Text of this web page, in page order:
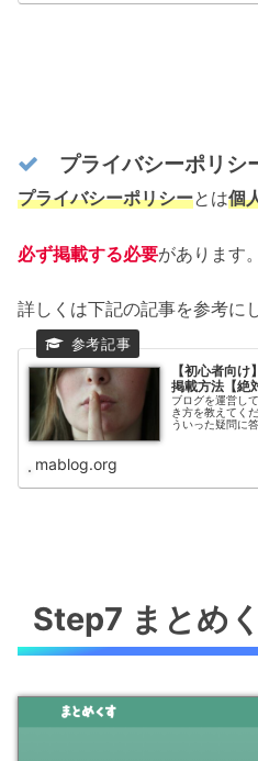
プライバシーポリシ
プライバシーポリシーとは個
必ず掲載する必要があります。
詳しくは下記の記事を参考に
【初心者向
掲載方法【絶
ブログを運営し
き方を教えてく
ういった疑問に
mablog.org
Step7 まとめ